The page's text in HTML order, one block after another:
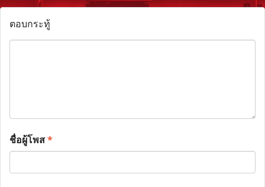
ตอบกระทู้
ชื่อผู้โพส*